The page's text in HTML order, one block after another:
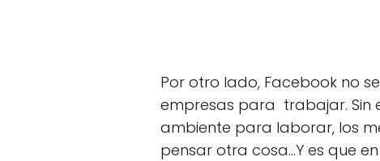
Por otro lado, Facebook no
empresas para trabajar. Sin
ambiente para laborar, los
pensar otra cosa...Y es que